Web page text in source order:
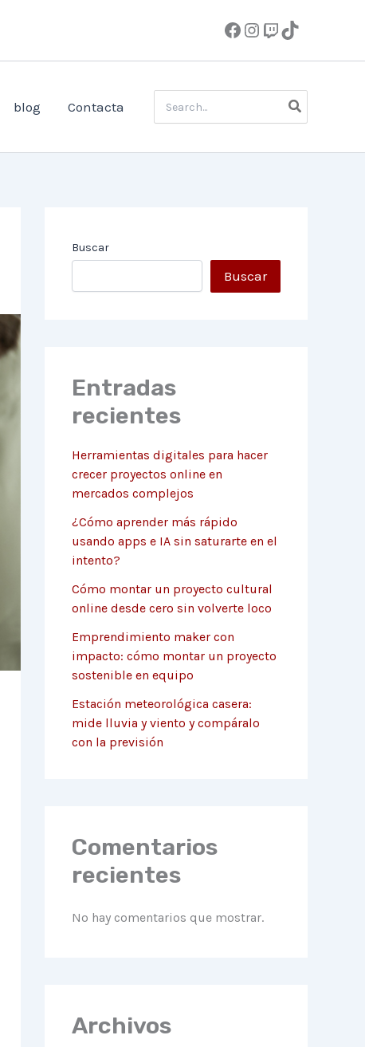
blog Contacta
por:
Buscar
Buscar
Entradas
recientes
Herramientas digitales para hacer
crecer proyectos online en
mercados complejos
¿Cómo aprender más rápido
usando apps e IA sin saturarte en el
intento?
Cómo montar un proyecto cultural
online desde cero sin volverte loco
Emprendimiento maker con
impacto: cómo montar un proyecto
sostenible en equipo
Estación meteorológica casera:
mide lluvia y viento y compáralo
con la previsión
Comentarios
recientes
No hay comentarios que mostrar.
Archivos